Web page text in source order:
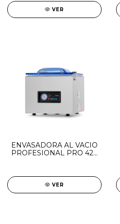
VER
ENVASADORA AL VACIO
PROFESIONAL PRO 420
VER